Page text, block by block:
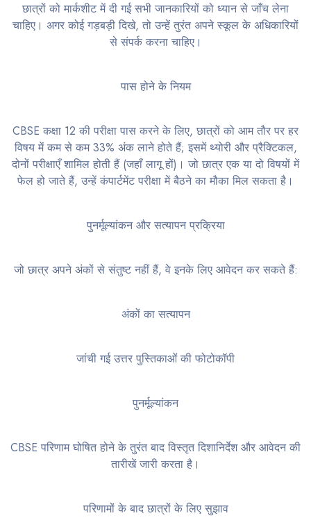
छात्रों को मार्कशीट में दी गई सभी जानकारियों को ध्यान से जाँच लेना
चाहिए। अगर कोई गड़बड़ी दिखे, तो उन्हें तुरंत अपने स्कूल के अधिकारियों
से संपर्क करना चाहिए।
पास होने के नियम
CBSE कक्षा 12 की परीक्षा पास करने के लिए, छात्रों को आम तौर पर हर
विषय में कम से कम 33% अंक लाने होते हैं; इसमें थ्योरी और प्रैक्टिकल,
दोनों परीक्षाएँ शामिल होती हैं (जहाँ लागू हों)। जो छात्र एक या दो विषयों में
फेल हो जाते हैं, उन्हें कंपार्टमेंट परीक्षा में बैठने का मौका मिल सकता है।
पुनर्मूल्यांकन और सत्यापन प्रक्रिया
जो छात्र अपने अंकों से संतुष्ट नहीं हैं, वे इनके लिए आवेदन कर सकते हैं:
अंकों का सत्यापन
जांची गई उत्तर पुस्तिकाओं की फोटोकॉपी
पुनर्मूल्यांकन
CBSE परिणाम घोषित होने के तुरंत बाद विस्तृत दिशानिर्देश और आवेदन की
तारीखें जारी करता है।
परिणामों के बाद छात्रों के लिए सुझाव